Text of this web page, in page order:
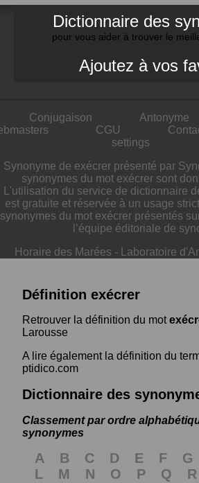
Dictionnaire des
pour vous aider à trouver le
Ajoutez à vos
Conjugaison Antonyme
CGU
settings
Synonyme de exécrer présenté par
synonymes du mot exécrer sont
L'utilisation du service de dictionnaire
est gratuite et réservée à un usage
synonymes du mot exécrer présentés
l’équipe éditoriale de
Horaire des Marées - Laboratoire
Définition exécrer
Retrouver la définition du mot
Larousse
A lire également la définition du
ptidico.com
Dictionnaire des
Classement par ordre
synonymes
A B C D E F G
L
M N O P Q R